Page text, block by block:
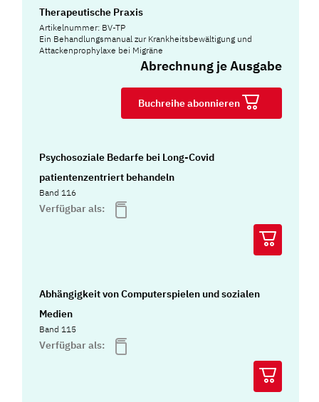
Therapeutische Praxis
Artikelnummer: BV-TP
Ein Behandlungsmanual zur Krankheitsbewältigung und
Attackenprophylaxe bei Migräne
Abrechnung je Ausgabe
Buchreihe abonnieren
Psychosoziale Bedarfe bei Long-Covid
patientenzentriert behandeln
Band 116
Verfügbar als:
Abhängigkeit von Computerspielen und sozialen
Medien
Band 115
Verfügbar als: